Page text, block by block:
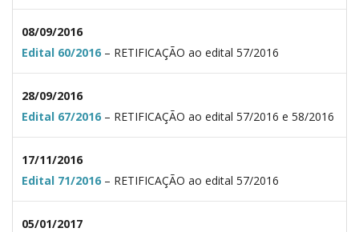
08/09/2016
Edital 60/2016– RETIFICAÇÃO ao edital 57/2016
28/09/2016
Edital 67/2016– RETIFICAÇÃO ao edital 57/2016 e 58/2016
17/11/2016
Edital 71/2016– RETIFICAÇÃO ao edital 57/2016
05/01/2017